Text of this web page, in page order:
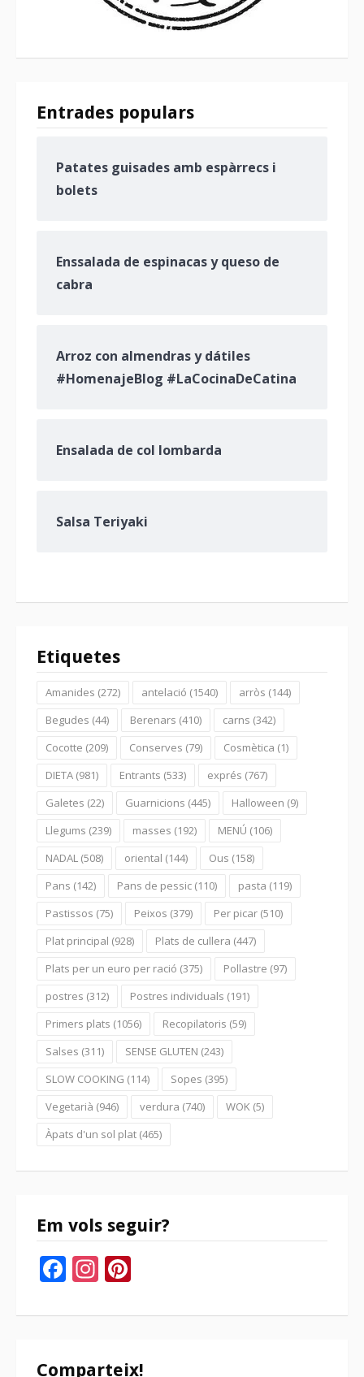
Entrades populars
Patates guisades amb espàrrecs i
bolets
Enssalada de espinacas y queso de
cabra
Arroz con almendras y dátiles
#HomenajeBlog #LaCocinaDeCatina
Ensalada de col lombarda
Salsa Teriyaki
Etiquetes
Amanides (272) antelació (1540) arròs (144)
Begudes (44) Berenars (410) carns (342)
Cocotte (209) Conserves (79) Cosmètica (1)
DIETA (981) Entrants (533) exprés (767)
Galetes (22) Guarnicions (445) Halloween (9)
Llegums (239) masses (192) MENÚ (106)
NADAL (508) oriental (144) Ous (158)
Pans (142) Pans de pessic (110) pasta (119)
Pastissos (75) Peixos (379) Per picar (510)
Plat principal (928) Plats de cullera (447)
Plats per un euro per ració (375) Pollastre (97)
postres (312) Postres individuals (191)
Primers plats (1056) Recopilatoris (59)
Salses (311) SENSE GLUTEN (243)
SLOW COOKING (114) Sopes (395)
Vegetarià (946) verdura (740) WOK (5)
Àpats d'un sol plat (465)
Em vols seguir?
Facebook
Instagram
Comparteix!